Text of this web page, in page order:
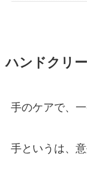
ハンドクリ
手のケアで、
手というは、